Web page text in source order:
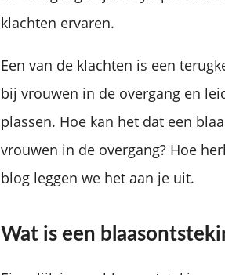
klachten ervaren.
Een van de klachten is een
bij vrouwen in de overgang en
plassen. Hoe kan het dat een
vrouwen in de overgang? Hoe
blog leggen we het aan je uit.
Wat is een